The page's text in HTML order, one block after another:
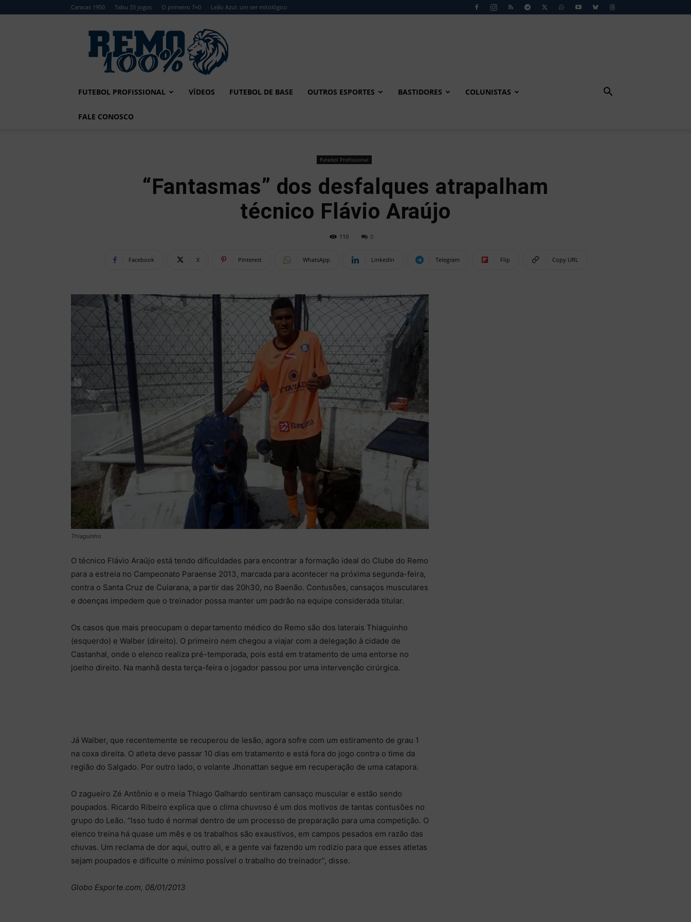
Caracas 1950 Tabu 33 jogos O primeiro 7×0 Leão Azul: um ser mitológico
Remo
FUTEBOL PROFISSIONAL VÍDEOS FUTEBOL DE BASE OUTROS ESPORTES BASTIDORES COLUNISTAS
FALE CONOSCO
Futebol Profissional
“Fantasmas” dos desfalques atrapalham
técnico Flávio Araújo
110 0
Facebook X Pinterest WhatsApp Linkedin Telegram Flip Copy URL
Thiaguinho
O técnico Flávio Araújo está tendo dificuldades para encontrar a formação ideal do Clube do Remo
para a estreia no Campeonato Paraense 2013, marcada para acontecer na próxima segunda-feira,
contra o Santa Cruz de Cuiarana, a partir das 20h30, no Baenão. Contusões, cansaços musculares
e doenças impedem que o treinador possa manter um padrão na equipe considerada titular.
Os casos que mais preocupam o departamento médico do Remo são dos laterais Thiaguinho
(esquerdo) e Walber (direito). O primeiro nem chegou a viajar com a delegação à cidade de
Castanhal, onde o elenco realiza pré-temporada, pois está em tratamento de uma entorse no
joelho direito. Na manhã desta terça-feira o jogador passou por uma intervenção cirúrgica.
Já Walber, que recentemente se recuperou de lesão, agora sofre com um estiramento de grau 1
na coxa direita. O atleta deve passar 10 dias em tratamento e está fora do jogo contra o time da
região do Salgado. Por outro lado, o volante Jhonattan segue em recuperação de uma catapora.
O zagueiro Zé Antônio e o meia Thiago Galhardo sentiram cansaço muscular e estão sendo
poupados. Ricardo Ribeiro explica que o clima chuvoso é um dos motivos de tantas contusões no
grupo do Leão. “Isso tudo é normal dentro de um processo de preparação para uma competição. O
elenco treina há quase um mês e os trabalhos são exaustivos, em campos pesados em razão das
chuvas. Um reclama de dor aqui, outro ali, e a gente vai fazendo um rodizio para que esses atletas
sejam poupados e dificulte o mínimo possível o trabalho do treinador”, disse.
Globo Esporte.com, 08/01/2013